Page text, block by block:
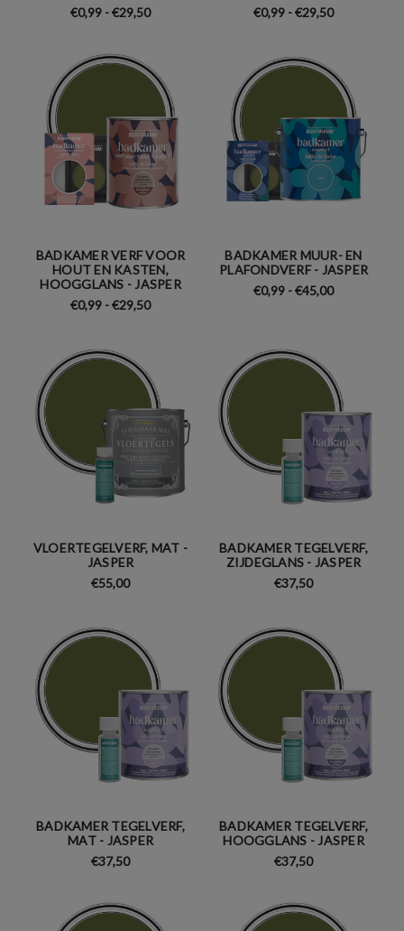
€0,99 - €29,50
€0,99 - €29,50
BADKAMER VERF VOOR
HOUT EN KASTEN,
HOOGGLANS - JASPER
€0,99 - €29,50
BADKAMER MUUR- EN
PLAFONDVERF - JASPER
€0,99 - €45,00
VLOERTEGELVERF, MAT -
JASPER
€55,00
BADKAMER TEGELVERF,
ZIJDEGLANS - JASPER
€37,50
BADKAMER TEGELVERF,
MAT - JASPER
€37,50
BADKAMER TEGELVERF,
HOOGGLANS - JASPER
€37,50